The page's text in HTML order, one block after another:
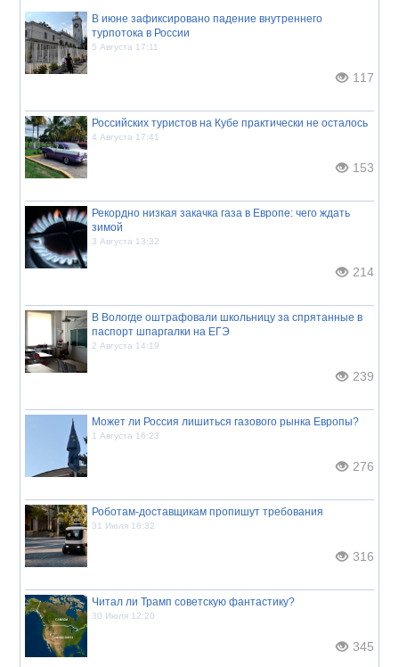
В июне зафиксировано падение внутреннего
турпотока в России
5 Августа 17:11
117
Российских туристов на Кубе практически не осталось
4 Августа 17:41
153
Рекордно низкая закачка газа в Европе: чего ждать
зимой
3 Августа 13:32
214
В Вологде оштрафовали школьницу за спрятанные в
паспорт шпаргалки на ЕГЭ
2 Августа 14:19
239
Может ли Россия лишиться газового рынка Европы?
1 Августа 16:23
276
Роботам-доставщикам пропишут требования
31 Июля 18:32
316
Читал ли Трамп советскую фантастику?
30 Июля 12:20
345